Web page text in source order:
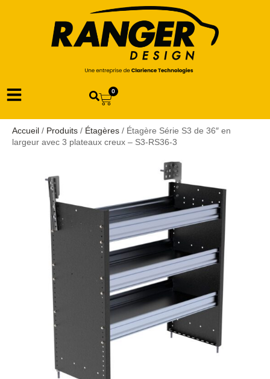
0
Accueil / Produits / Étagères / Étagère Série S3 de 36″ en
largeur avec 3 plateaux creux – S3-RS36-3